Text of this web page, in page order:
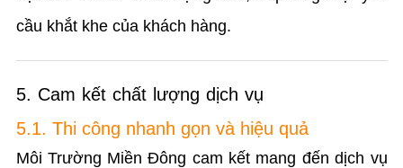
cầu khắt khe của khách hàng.
5. Cam kết chất lượng dịch vụ
5.1. Thi công nhanh gọn và hiệu quả
Môi Trường Miền Đông cam kết mang đến dịch vụ